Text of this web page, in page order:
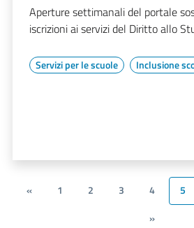
Aperture settimanali del portale
iscrizioni ai servizi del Diritto allo
Servizi per le scuole Inclusione
« 1 2 3 4 5
»